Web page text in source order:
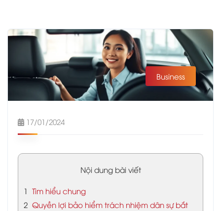
Business
17/01/2024
Nội dung bài viết
1 Tìm hiểu chung
2 Quyền lợi bảo hiểm trách nhiệm dân sự bắt